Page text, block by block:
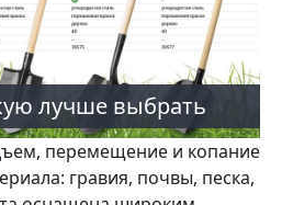
лучше выбрать
перемещение и копание
гравия, почвы, песка,